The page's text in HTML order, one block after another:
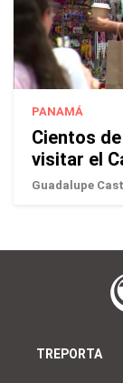
PANAMÁ
Cientos
visitar el
Guadalupe
TREPORTA